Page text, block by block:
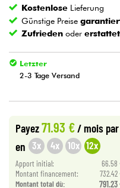
Blasinstrumente
Violinen & Quartett
Kabel & Zubehöre
HiFi
Kostenlose Lieferung
Günstige Preise
Zufrieden odererstattet
Letzter
2-3 Tage Versand
Payez71.93 € / mois
en 3x 4x 10x 12x
Apport initial: 66.58
Montant financement:
732.42
Montant total dù: